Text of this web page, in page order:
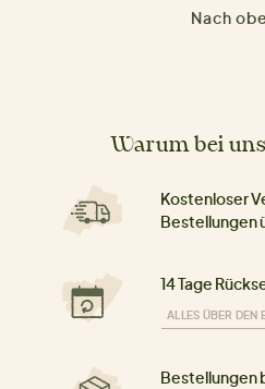
Nach
Warum bei
Kostenloser
Bestellungen
14 Tage
ALLES ÜBER DEN
Bestellungen